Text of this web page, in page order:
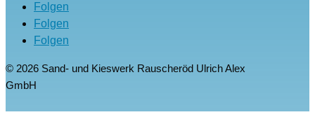
Folgen
Folgen
Folgen
© 2026 Sand- und Kieswerk Rauscheröd Ulrich Alex
GmbH